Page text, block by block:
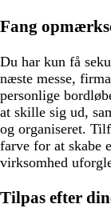
Fang
Du har kun få
næste messe,
personlige
at skille sig ud,
og organiseret.
farve for at skabe
virksomhed
Tilpas efter